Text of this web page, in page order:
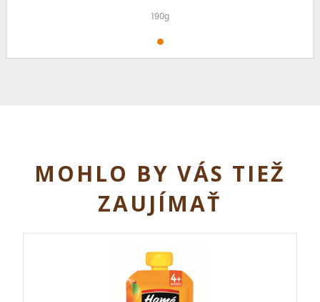
190g
MOHLO BY VÁS TIEŽ
ZAUJÍMAŤ